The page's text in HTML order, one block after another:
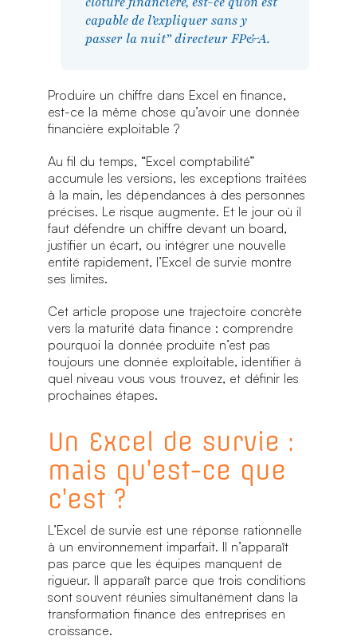
capable de l’expliquer sans y
passer la nuit” directeur FP&A.
Produire un chiffre dans Excel en finance,
est-ce la même chose qu’avoir une donnée
financière exploitable ?
Au fil du temps, “Excel comptabilité”
accumule les versions, les exceptions traitées
à la main, les dépendances à des personnes
précises. Le risque augmente. Et le jour où il
faut défendre un chiffre devant un board,
justifier un écart, ou intégrer une nouvelle
entité rapidement, l’Excel de survie montre
ses limites.
Cet article propose une trajectoire concrète
vers la maturité data finance : comprendre
pourquoi la donnée produite n’est pas
toujours une donnée exploitable, identifier à
quel niveau vous vous trouvez, et définir les
prochaines étapes.
Un Excel de survie :
mais qu’est-ce que
c’est ?
L’Excel de survie est une réponse rationnelle
à un environnement imparfait. Il n’apparaît
pas parce que les équipes manquent de
rigueur. Il apparaît parce que trois conditions
sont souvent réunies simultanément dans la
transformation finance des entreprises en
croissance.